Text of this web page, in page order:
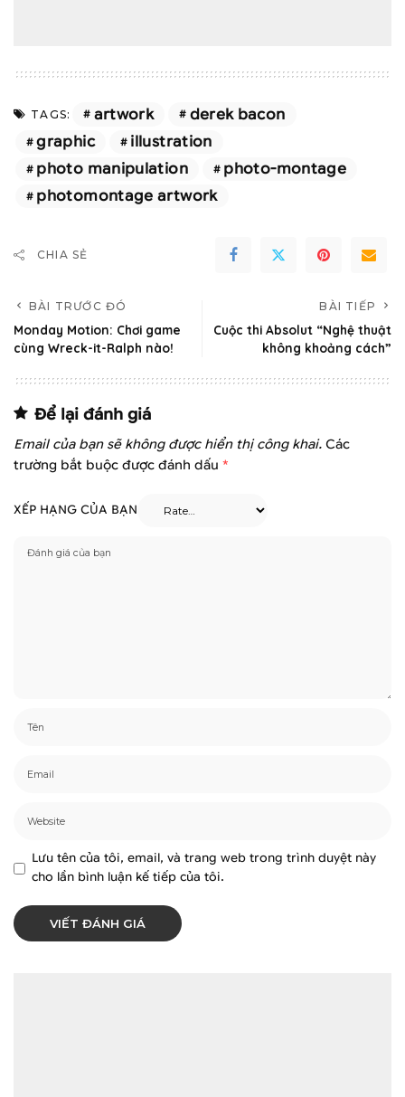
TAGS: artwork
derek bacon
graphic
illustration
photo manipulation
photo-montage
photomontage artwork
CHIA SẺ
BÀI TRƯỚC ĐÓ
Monday Motion: Chơi game
cùng Wreck-it-Ralph nào!
BÀI TIẾP
Cuộc thi Absolut “Nghệ thuật
không khoảng cách”
Để lại đánh giá
Email của bạn sẽ không được hiển thị công khai. Các
trường bắt buộc được đánh dấu *
XẾP HẠNG CỦA BẠN
Lưu tên của tôi, email, và trang web trong trình duyệt này
cho lần bình luận kế tiếp của tôi.